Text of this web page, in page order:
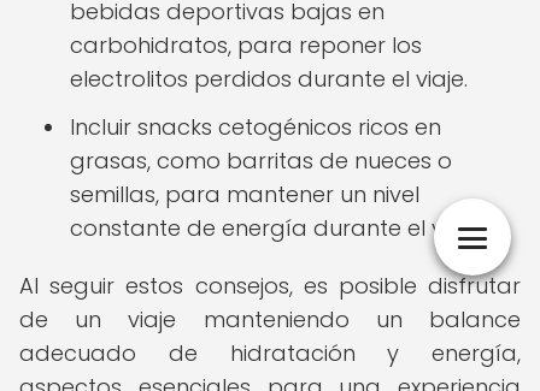
bebidas deportivas bajas en
carbohidratos, para reponer los
electrolitos perdidos durante el viaje.
Incluir snacks cetogénicos ricos en
grasas, como barritas de nueces o
semillas, para mantener un nivel
constante de energía durante el viaje.
Al seguir estos consejos, es posible disfrutar
de un viaje manteniendo un balance
adecuado de hidratación y energía,